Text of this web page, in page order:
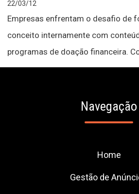
22/03/12
Empresas enfrentam o desafio de
conceito internamente com
programas de doação financeira.
Navegação
Home
Gestão de